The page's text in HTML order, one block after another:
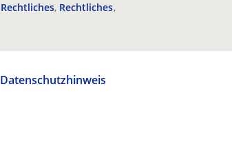
Rechtliches Rechtliches
Datenschutzhinweis